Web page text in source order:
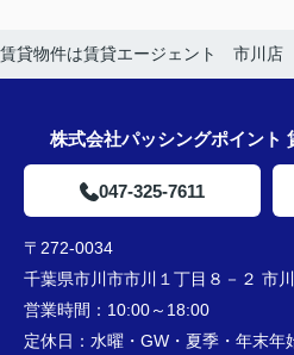
貸物件は賃貸エージェント 市川店
株式会社パッシングポイント
047-325-7611
〒272-0034
千葉県市川市市川１丁目８－２ 市
営業時間： 10:00～18:00
定休日： 水曜・GW・夏季・年末年